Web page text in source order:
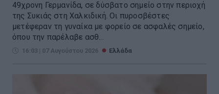
49χρονη Γερμανίδα, σε δύσβατο σημείο στην περιοχή
της Συκιάς στη Χαλκιδική. Οι πυροσβέστες
μετέφεραν τη γυναίκα με φορείο σε ασφαλές σημείο,
όπου την παρέλαβε ασθ...
16:03 | 07 Αυγούστου 2026 Ελλάδα